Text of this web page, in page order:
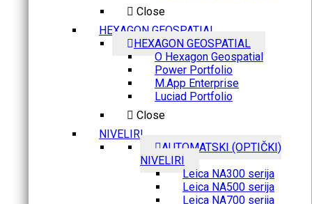
Close
HEXAGON GEOSPATIAL
HEXAGON GEOSPATIAL
O Hexagon Geospatial
Power Portfolio
M.App Enterprise
Luciad Portfolio
Close
NIVELIRI
AUTOMATSKI (OPTIČKI)
NIVELIRI
Leica NA300 serija
Leica NA500 serija
Leica NA700 serija